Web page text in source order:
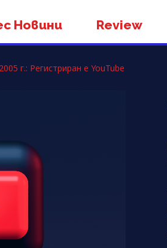
Новини Review
г.: Регистриран е YouTube